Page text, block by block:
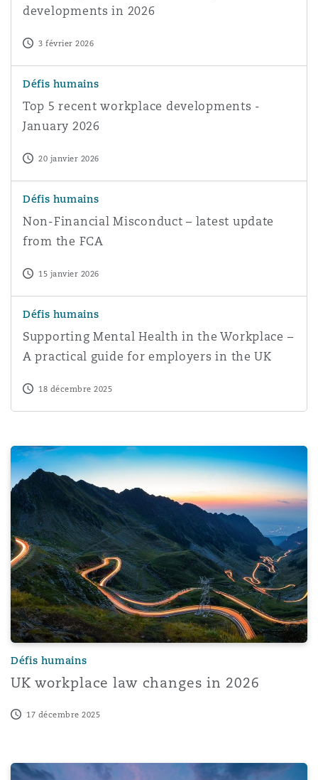
developments in 2026
3 février 2026
Défis humains
Top 5 recent workplace developments -
January 2026
20 janvier 2026
Défis humains
Non-Financial Misconduct – latest update
from the FCA
15 janvier 2026
Défis humains
Supporting Mental Health in the Workplace –
A practical guide for employers in the UK
18 décembre 2025
UK workplace law changes in 2026
Défis humains
UK workplace law changes in 2026
17 décembre 2025
A look back at key UK workplace law changes in 2025